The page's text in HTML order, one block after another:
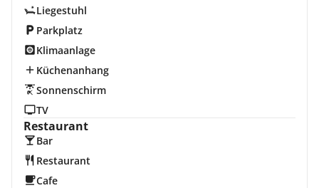
Liegestuhl
Parkplatz
Klimaanlage
Küchenanhang
Sonnenschirm
TV
Restaurant
Bar
Restaurant
Cafe